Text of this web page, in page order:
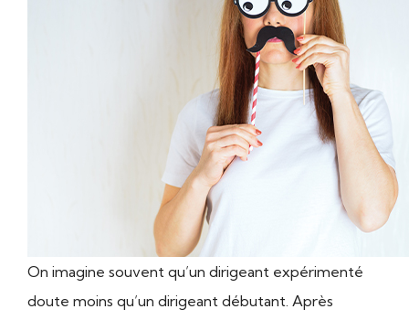
On imagine souvent qu’un dirigeant expérimenté
doute moins qu’un dirigeant débutant. Après